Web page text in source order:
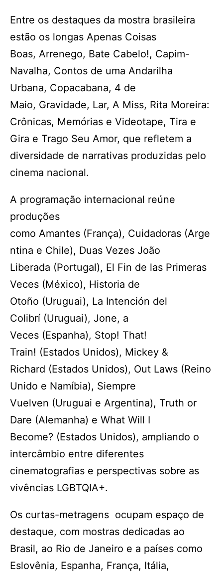
Entre os destaques da mostra brasileira
estão os longas Apenas Coisas
Boas, Arrenego, Bate Cabelo!, Capim-
Navalha, Contos de uma Andarilha
Urbana, Copacabana, 4 de
Maio, Gravidade, Lar, A Miss, Rita Moreira:
Crônicas, Memórias e Videotape, Tira e
Gira e Trago Seu Amor, que refletem a
diversidade de narrativas produzidas pelo
cinema nacional.
A programação internacional reúne
produções
como Amantes (França), Cuidadoras (Arge
ntina e Chile), Duas Vezes João
Liberada (Portugal), El Fin de las Primeras
Veces (México), Historia de
Otoño (Uruguai), La Intención del
Colibrí (Uruguai), Jone, a
Veces (Espanha), Stop! That!
Train! (Estados Unidos), Mickey &
Richard (Estados Unidos), Out Laws (Reino
Unido e Namíbia), Siempre
Vuelven (Uruguai e Argentina), Truth or
Dare (Alemanha) e What Will I
Become? (Estados Unidos), ampliando o
intercâmbio entre diferentes
cinematografias e perspectivas sobre as
vivências LGBTQIA+.
Os curtas-metragens ocupam espaço de
destaque, com mostras dedicadas ao
Brasil, ao Rio de Janeiro e a países como
Eslovênia, Espanha, França, Itália,